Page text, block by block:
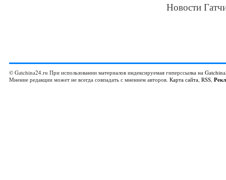
Новости
© Gatchina24.ru При использовании материалов индексируемая гиперссылка на
Мнение редакции может не всегда совпадать с мнением авторов. Карта сайта, RSS,